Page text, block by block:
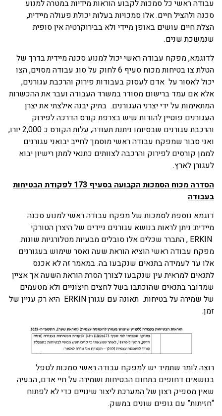
עבודה ראשי כל סמכות לקבוע הוראות מידיות במטרה למנוע
סכנה ולהציל חיים. אלו סמכויות בעלות יכולת פעולה מיידית,
הצלת חיים עושים באופן מיידי ולא בבירוקרטיה אין סופית
שנמשכת שנים.
לדוגמא, מפקח עבודה ראשי יכול למנוע סכנה מיידית בדרך של
הטלת צו בטיחות מכוח סעיף 6 לחוק על סוג עבודה מסוים, הצו
יכול לאסור על אדם לעסוק בעבודות פירוק והרכבת עגורנים,
אלא אם עמד ברישום מסודר במשרד העבודה ועבר את ההכשרות
המתאימות על ידי יצרני העגורנים. בתיק יבנה אילצתי את יצרן
העגורנים פוטיין להודות שיש בצרפת קורס הדרכה לפירוק
והרכבת עגורנים שבסיומו ניתנת תעודה, עלות הקורס כ 2,000 יורו,
ואני סבור שמפקח עבודה ראשי מוסמך לחייב יבואני עגורנים
לממן קורסים לפירוק והרכבה לצוותים כתנאי למתן רישיון יבוא
לעגורן לארץ.
הסדרה מכוח הסמכות הקבועה בסעיף 173 לפקודת הבטיחות
בעבודה
דוגמא נוספת לסמכות של מפקח עבודה ראשי למנוע סכנה
מיידית: ניתן לראות בנושא עגורנים ניידים של היצרן הטורקי
ERKIN , התברר שכלים אלו סובלים מבעיות מטלורגיות שונות.
מפקח עבודה ראשי הוציא הוראת שעה ואסר שימוש בעגורנים
אלו עד לעמידה בתנאים שנקבעו בה. במאמר זה לא אכנס
לתנאים למראית עין שנקבעו לצורך הסרת הוראת השעה אך אציין
שמדובר בתנאים שהוכתבו בשל לחצים חיצוניים ולא מטעמים
של שמירה על בטיחות. תאונה עם עגורן ERKIN היא רק עניין של
זמן.
רוצה לומר שתמיד יש למפקח עבודה ראשי סמכות לטפל
בנושאים דחופים בתחום הבטיחות ושמירה על חיי אדם, הבעיה
שאין מספיק רצון של המערכת ליצור שינויים כדי לא לפתוח
“חזיתות” עם גופים שונים במשק.